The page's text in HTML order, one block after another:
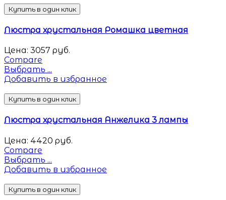
Купить в один клик
Люстра хрустальная Ромашка цветная
Цена: 3057 руб.
Compare
Выбрать ...
Добавить в избранное
Купить в один клик
Люстра хрустальная Анжелика 3 лампы
Цена: 4420 руб.
Compare
Выбрать ...
Добавить в избранное
Купить в один клик